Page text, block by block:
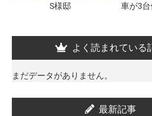
S様邸 車が3
よく読まれている
まだデータがありません。
最新記事